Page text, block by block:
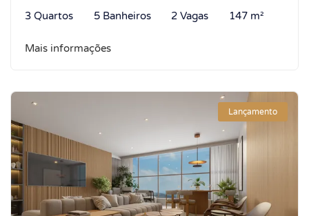
3 Quartos 5 Banheiros 2 Vagas 147 m²
Mais informações
Lançamento